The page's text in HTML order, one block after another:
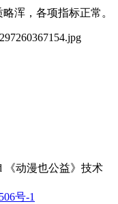
浑，各项指标正常。
《动漫也公益》技术
号-1